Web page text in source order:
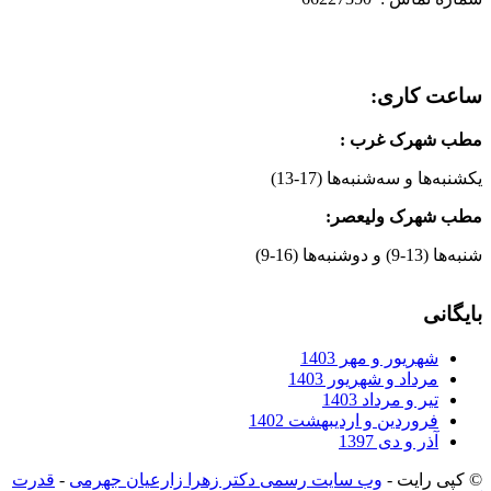
ساعت کاری:
مطب شهرک غرب :
یکشنبه‌ها و سه‌شنبه‌ها (17-13)
مطب شهرک ولیعصر:
شنبه‌ها (13-9) و دوشنبه‌ها (16-9)
بایگانی
شهریور و مهر 1403
مرداد و شهریور 1403
تیر و مرداد 1403
فروردین و اردیبهشت 1402
آذر و دی 1397
© کپی رایت - وب سایت رسمی دکتر زهرا زارعیان جهرمی - قدرت